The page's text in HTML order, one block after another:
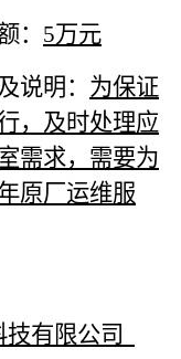
： 5万元
说明： 为保证
，及时处理应
需求，需要为
原厂运维服
有限公司